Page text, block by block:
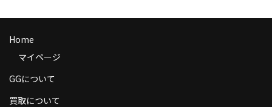
商品の発送
お支払い方法
Home
マイページ
GGについて
買取について